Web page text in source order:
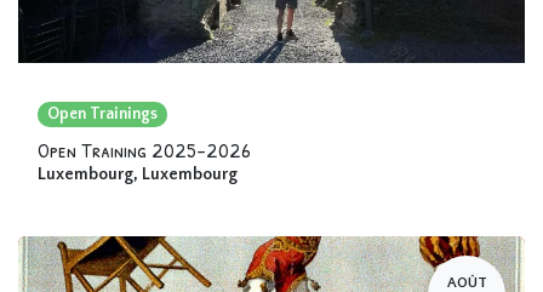
Open Trainings
Open Training 2025-2026
Luxembourg, Luxembourg
AOÛT